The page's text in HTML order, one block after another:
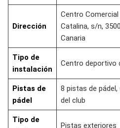
Dirección
Centro Comercial
Catalina, s/n,
Canaria
Tipo de
instalación
Centro deportivo
Pistas de
pádel
8 pistas de
del club
Tipo de
Pistas exteriores